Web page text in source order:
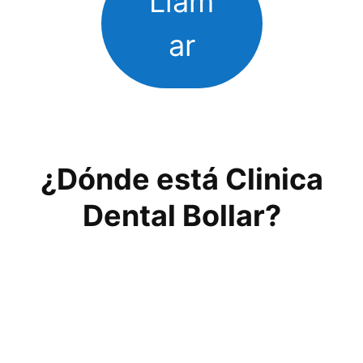
ar
¿Dónde está Clinica
Dental Bollar?